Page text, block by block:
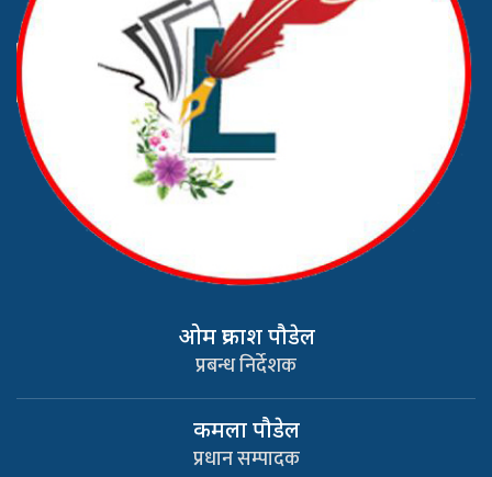
ओम प्रकाश पौडेल
प्रबन्ध निर्देशक
कमला पौडेल
प्रधान सम्पादक